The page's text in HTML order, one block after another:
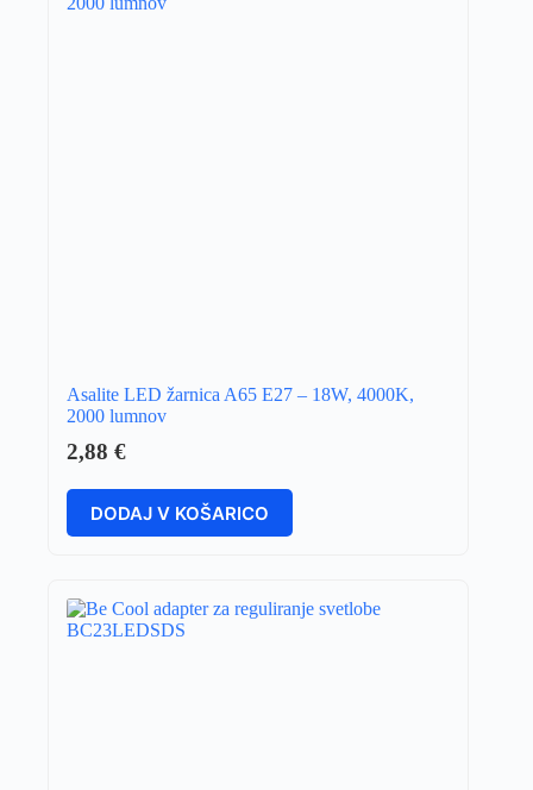
Asalite LED žarnica A65 E27 – 18W, 4000K,
2000 lumnov
2,88 €
DODAJ V KOŠARICO